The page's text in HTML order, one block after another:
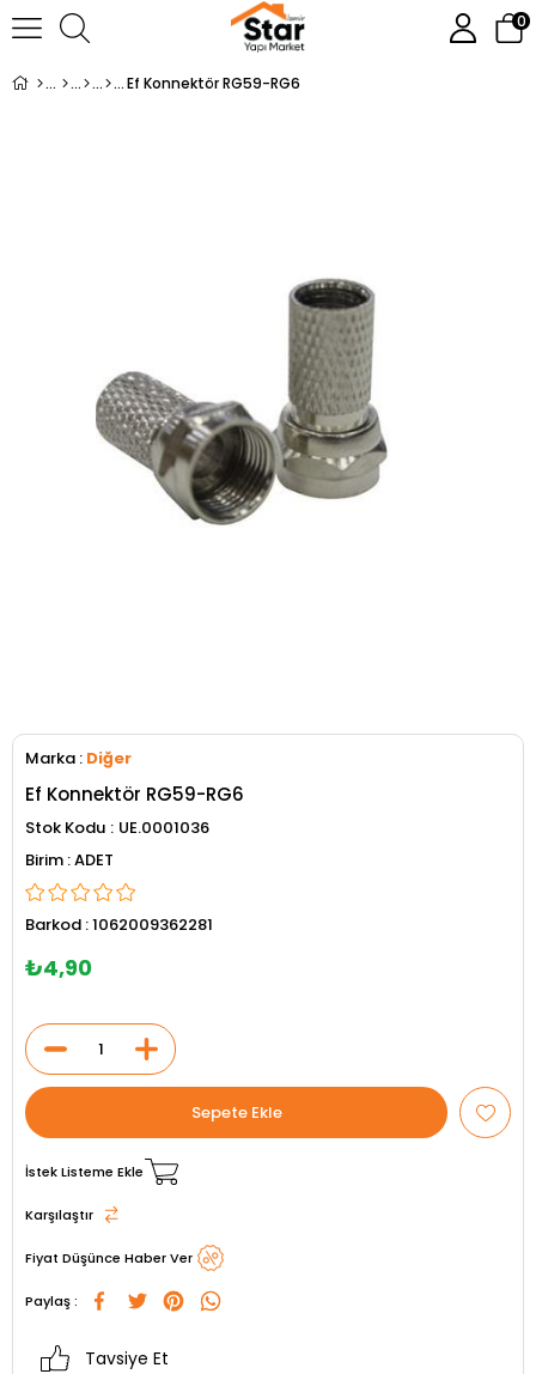
0
Ef Konnektör RG59-RG6
Marka : Diğer
Ef Konnektör RG59-RG6
Stok Kodu
UE.0001036
ADET
Barkod :1062009362281
₺4,90
İstek Listeme Ekle
Karşılaştır
Fiyat Düşünce Haber Ver
Paylaş :
Tavsiye Et